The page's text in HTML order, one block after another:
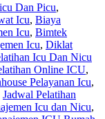
Dan Picu,
Icu, Biaya
Icu, Bimtek
Icu, Diklat
Icu Dan Nicu
Online ICU,
Pelayanan Icu,
Jadwal Pelatihan
Icu dan Nicu,